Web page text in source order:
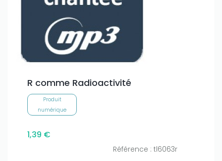
R comme Radioactivité
Produit
numérique
1,39 €
Référence : tl6063r